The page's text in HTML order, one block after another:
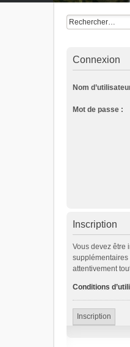
Connexion
Nom
Mot de passe :
Inscription
Vous devez être
supplémentaires
attentivement
Conditions
Inscription